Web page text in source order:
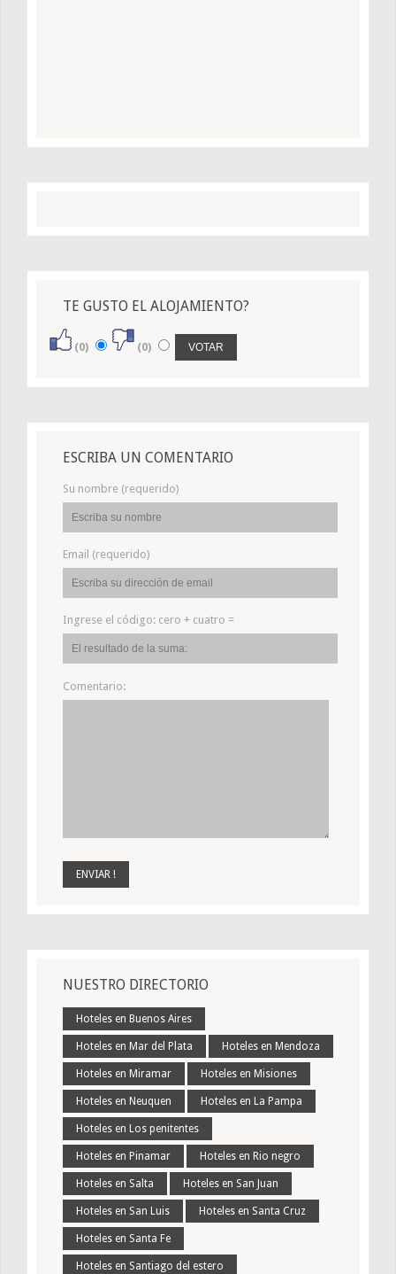
TE GUSTO EL ALOJAMIENTO?
(0) (0)
ESCRIBA UN COMENTARIO
Su nombre (requerido)
Email (requerido)
Ingrese el código: cero + cuatro =
Comentario:
NUESTRO DIRECTORIO
Hoteles en Buenos Aires
Hoteles en Mar del Plata Hoteles en Mendoza
Hoteles en Miramar Hoteles en Misiones
Hoteles en Neuquen Hoteles en La Pampa
Hoteles en Los penitentes
Hoteles en Pinamar Hoteles en Rio negro
Hoteles en Salta Hoteles en San Juan
Hoteles en San Luis Hoteles en Santa Cruz
Hoteles en Santa Fe
Hoteles en Santiago del estero